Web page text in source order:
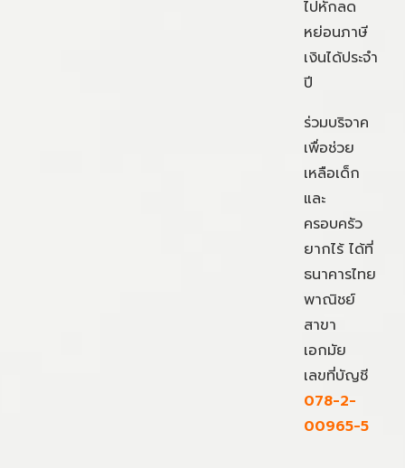
ไปหักลด
หย่อนภาษี
เงินได้ประจำ
ปี
ร่วมบริจาค
เพื่อช่วย
เหลือเด็ก
และ
ครอบครัว
ยากไร้ ได้ที่
ธนาคารไทย
พาณิชย์
สาขา
เอกมัย
เลขที่บัญชี
078-2-
00965-5